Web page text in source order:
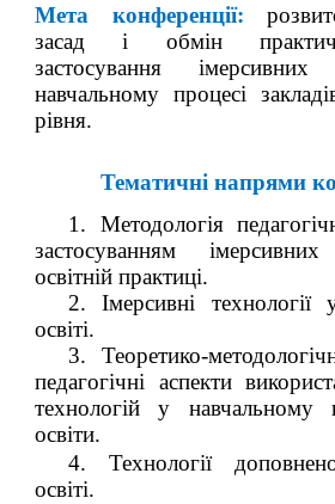
Мета конференції:
засад і обмін
застосування
навчальному процесі
рівня.
Тематичні напрями
1. Методологія
застосуванням
освітній практиці.
2. Імерсивні
освіті.
3.
Теоретико-
педагогічні аспекти
технологій у навчальному
освіти.
4. Технології
освіті.